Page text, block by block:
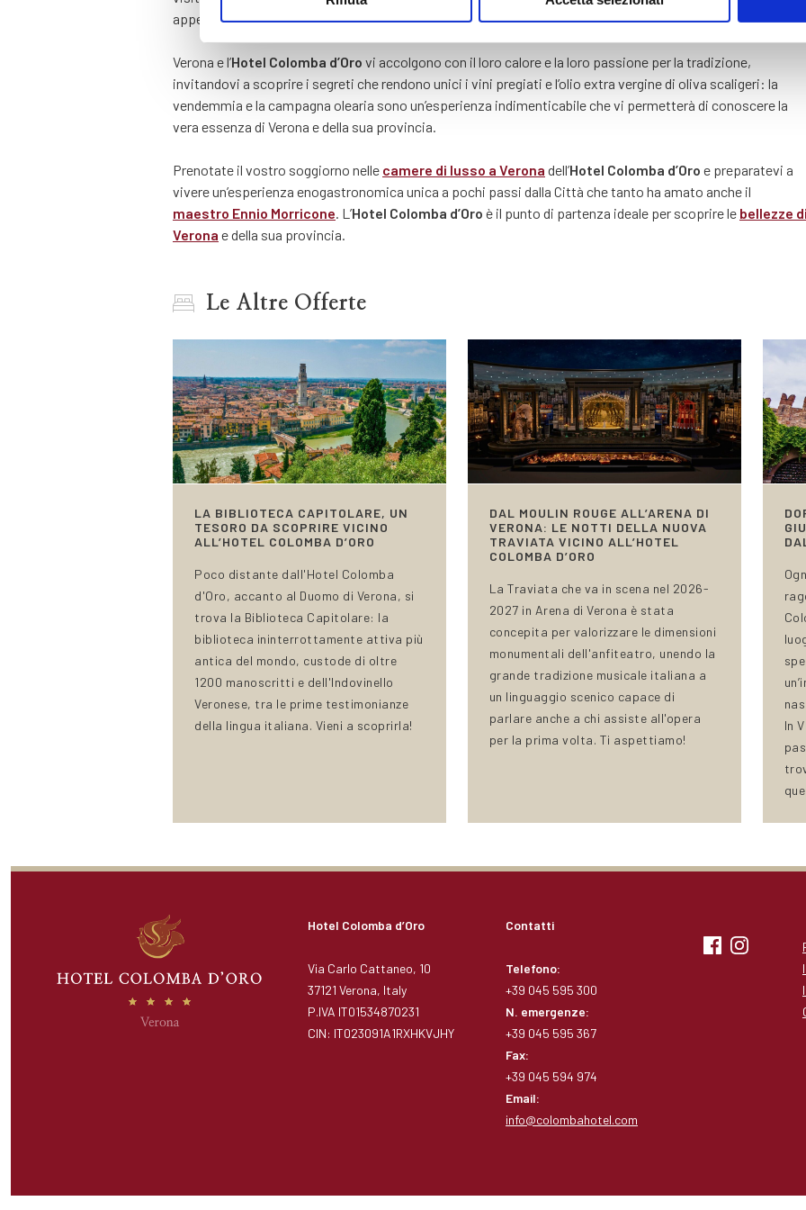
appena spremuto, e di apprezzarne le diverse sfumature di gusto e aroma.
Verona e l’Hotel Colomba d’Oro vi accolgono con il loro calore e la loro passione per la tradizione,
invitandovi a scoprire i segreti che rendono unici i vini pregiati e l’olio extra vergine di oliva scaligeri: la
vendemmia e la campagna olearia sono un’esperienza indimenticabile che vi permetterà di conoscere la
vera essenza di Verona e della sua provincia.
Prenotate il vostro soggiorno nelle camere di lusso a Verona dell’Hotel Colomba d’Oro e preparatevi a
vivere un’esperienza enogastronomica unica a pochi passi dalla Città che tanto ha amato anche il
maestro Ennio Morricone. L’Hotel Colomba d’Oro è il punto di partenza ideale per scoprire le bellezze
Verona e della sua provincia.
Le Altre Offerte
LA BIBLIOTECA CAPITOLARE, UN
TESORO DA SCOPRIRE VICINO
ALL’HOTEL COLOMBA D’ORO
Poco distante dall'Hotel Colomba
d'Oro, accanto al Duomo di Verona, si
trova la Biblioteca Capitolare: la
biblioteca ininterrottamente attiva più
antica del mondo, custode di oltre
1200 manoscritti e dell'Indovinello
Veronese, tra le prime testimonianze
della lingua italiana. Vieni a scoprirla!
DAL MOULIN ROUGE ALL’ARENA DI
VERONA: LE NOTTI DELLA NUOVA
TRAVIATA VICINO ALL’HOTEL
COLOMBA D’ORO
La Traviata che va in scena nel 2026-
2027 in Arena di Verona è stata
concepita per valorizzare le dimensioni
monumentali dell'anfiteatro, unendo la
grande tradizione musicale italiana a
un linguaggio scenico capace di
parlare anche a chi assiste all'opera
per la prima volta. Ti aspettiamo!
In
Hotel Colomba d’Oro
Via Carlo Cattaneo, 10
37121 Verona, Italy
P.IVA IT01534870231
CIN: IT023091A1RXHKVJHY
Contatti
Telefono:
+39 045 595 300
N. emergenze:
+39 045 595 367
Fax:
+39 045 594 974
Email:
info@colombahotel.com